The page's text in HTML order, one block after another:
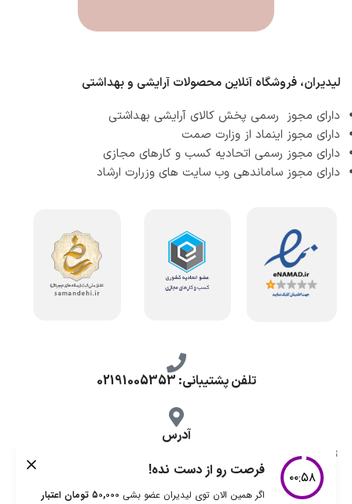
لیدیران، فروشگاه آنلاین محصولات آرایشی و بهداشتی
دارای مجوز رسمی پخش کالای آرایشی بهداشتی
دارای مجوز اینماد از وزارت صمت
دارای مجوز رسمی اتحادیه کسب و کارهای مجازی
دارای مجوز ساماندهی وب سایت های وزرارت ارشاد
تلفن پشتیبانی: 02191005353
آدرس
تهران، طرشت شمالی، خ محمد حسینی، کوچه گلناز شرقی، پلاک 10.